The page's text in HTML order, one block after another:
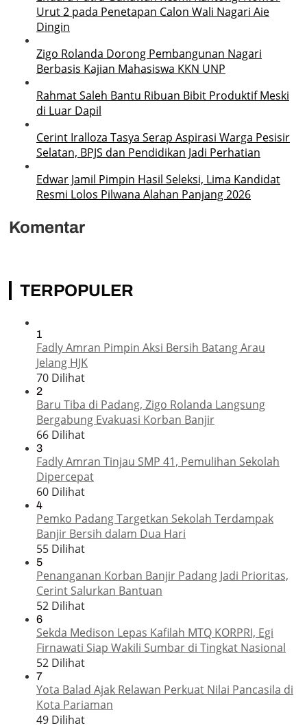
Urut 2 pada Penetapan Calon Wali Nagari Aie
Dingin
Zigo Rolanda Dorong Pembangunan Nagari
Berbasis Kajian Mahasiswa KKN UNP
Rahmat Saleh Bantu Ribuan Bibit Produktif Meski
di Luar Dapil
Cerint Iralloza Tasya Serap Aspirasi Warga Pesisir
Selatan, BPJS dan Pendidikan Jadi Perhatian
Edwar Jamil Pimpin Hasil Seleksi, Lima Kandidat
Resmi Lolos Pilwana Alahan Panjang 2026
Komentar
TERPOPULER
1
Fadly Amran Pimpin Aksi Bersih Batang Arau
Jelang HJK
70 Dilihat
2
Baru Tiba di Padang, Zigo Rolanda Langsung
Bergabung Evakuasi Korban Banjir
66 Dilihat
3
Fadly Amran Tinjau SMP 41, Pemulihan Sekolah
Dipercepat
60 Dilihat
4
Pemko Padang Targetkan Sekolah Terdampak
Banjir Bersih dalam Dua Hari
55 Dilihat
5
Penanganan Korban Banjir Padang Jadi Prioritas,
Cerint Salurkan Bantuan
52 Dilihat
6
Sekda Medison Lepas Kafilah MTQ KORPRI, Egi
Firnawati Siap Wakili Sumbar di Tingkat Nasional
52 Dilihat
7
Yota Balad Ajak Relawan Perkuat Nilai Pancasila di
Kota Pariaman
49 Dilihat